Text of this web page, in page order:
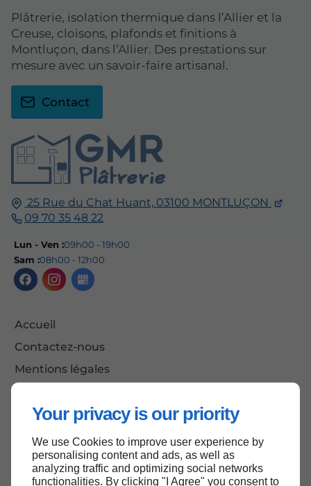
Your privacy is our priority
We use Cookies to improve user experience by
personalising content and ads, as well as
analyzing traffic and optimizing social networks
functionalities. By clicking "I Agree" you consent to
25 Rue du Chat Huant, 03100 MONTLUÇON
09 70 35 48 22
Lun - Ven :09h00 - 19h00
Sam :08h00 - 12h00
Accueil
Contactez-nous
Mentions légales
Plâtrerie, isolation thermique dans l’Allier et la
Creuse, cloisons, plafonds et finitions à
Montluçon, dans l’Allier. Des prestations sur
mesure avec un savoir-faire artisanal.
Contact
Haut de page